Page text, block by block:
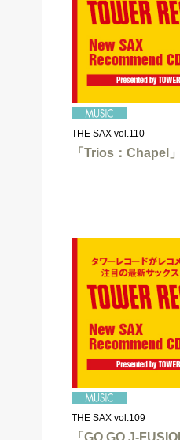
THE SAX vol.110
「Trios：Chapel
THE SAX vol.109
「GO GO J-